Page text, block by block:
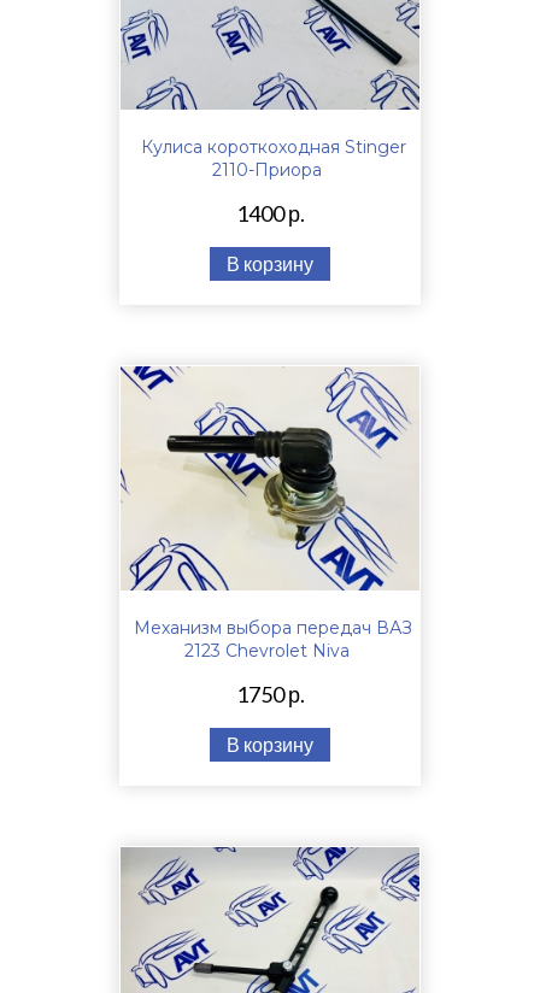
Кулиса короткоходная Stinger
2110-Приора
1400 р.
В корзину
Механизм выбора передач ВАЗ
2123 Chevrolet Niva
1750 р.
В корзину